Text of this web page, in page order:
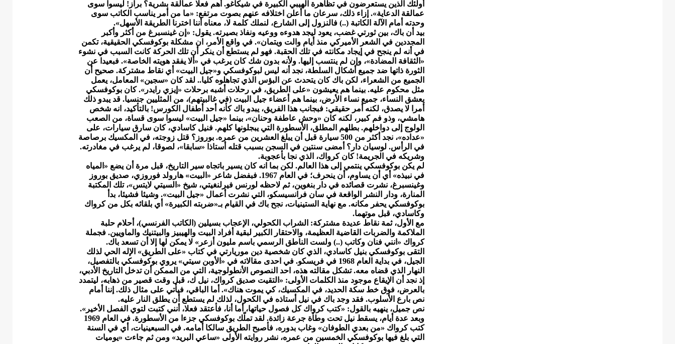
أولئك الذين يستعرضون في تظاهرة الهيبي الكبيرة في شيكاغو. أهم فعلا عمالقة بشرية؟ براز! ليسوا سوى
عمالقة الدعاية». إزاء ذلك، سرعان ما أعلن اختلافه عنهم بصوت مرتفع: «ما من أمر يناسب الكاتب سوى
وحدته أمام الآلة الكاتبة (..) فالنزول إلى الشارع، لنملك كلمة لا، معناه أننا اخترنا الطريقة الأسهل».
بيد أن باك، بين ثورتي غضب، يعود ليجد هدوءه ووعيه ونفاذ بصيرته. يقول: «إن غينسبرغ من أكثر وأكبر
المجددين في الشعر الأميركي منذ أيام والت ويتمان». في واقع الأمر، ان مشكلة بوكوفسكي الحقيقية، تكمن
في أنه لم ينجح في إيجاد مكانته في تلك الحقبة. فهو لم يستطع أن ينكر أن تلك الحركة كانت السبب في نشوء
«الثقافة المضادة»، وإن لم ينتسب إليها. ولأنه بدون شك كان يرغب في «ألا يفقد هويته الخاصة». فبعيدا عن
الثورة ذاتها ضد جميع أشكال السلطة، نجد أنه ليس لبوكوفسكي و«جيل البيت» أي نقاط مشتركة. صحيح أن
الجميع من الشعراء، لكن باك كان يتحدث عن البؤس الذي تجاهلوه كليا.. لقد كان «سجين» المعامل، يعمل
مثل محكوم عليه. بينما هم يعيشون «على الطريق، في رحلات أشبه برحلات «إيزي رايدر». كان بوكوفسكي
يعشق النساء، جميع نساء الأرض، بينما هم أعضاء جيل البيت (في غالبيتهم)، من المثليين جنسيا. قد يبدو ذلك
أمرا لا يصدق، لكنه أمر حقيقي: فبجانب هذا الفريق، يبدو باك كأنه أحد أطفال الكورس! بالتأكيد، انه شخص
هامشي، وذو فم كبير، لكنه كان «وحش عاطفة وحنان»، بينما «جيل البيت» ليسوا سوى قساة، من الصعب
الولوج إلى دواخلهم. بطلهم المطلق، الأسطورة التي يبجلونها كلهم. فنيل كاسادي، كان سارق سيارات، على
«عداده»، نجد أكثر من 500 سيارة قبل أن يبلغ العشرين من عمره. بوروز؟ قتل زوجته، في المكسيك برصاصة
في الرأس. لوسيان دار؟ أمضى سنتين في السجن بسبب قتله أستاذا «سابقا»، لصوقا، لم يرغب في مغادرته.
وشريكه في الجريمة! كان كرواك، الذي نجا بأعجوبة.
لم يكن بوكوفسكي ينتمي إلى هذا العالم. لكن بما انه كان يسير باتجاه سير التاريخ، قبل مرة أن يضع «المياه
في نبيذه» أي أن يساوم، أن ينحرف؛ في العام 1967. فبفضل شاعر «البيت» هارولد فوروزي، صديق بوروز
وغينسبرغ، نشرت قصائده في دار بنغوين، ثم لاحظه لورنس فيرلنغيتي، شيخ «السيتي لايتس»، تلك المكتبة
المنارة، ودار النشر الواقعة في سان فرانسيسكو، التي نشرت أعمال «جيل البيت». وشيئا فشيئا، بدأ
بوكوفسكي يحفر مكانه. مع نهاية الستينيات، نجح باك في القيام بـ«ضربته الكبيرة» أي بلقائه بكل من كرواك
وكاسادي، قبل موتهما.
مع الأول، ثمة نقاط عديدة مشتركة: الشراب الكحولي، الإعجاب بسيلين (الكاتب الفرنسي)، أحلام حلبة
الملاكمة والضربات القاضية العظيمة، والاحتقار الكبير لبقية أفراد البيت والهيبيز والبيتنيك والماويين. فجملة
كرواك «انني فنان وكاتب (..) ولست الناطق الرسمي باسم مليون أزعر» لا يمكن لها إلا أن تسعد باك.
التقى بوكوفسكي بنيل كاسادي، الذي كان شخصية دين موريارتي في كتاب «على الطريق» الإله الحي لذلك
الجيل، في بداية العام 1968 في فريسكو. في احدى مقالاته في «الأوبن سيتي» يروي بوكوفسكي بالتفصيل،
النهار الذي قضاه معه. تشكل مقالته هذه، احد النصوص الأنطولوجية، التي من الممكن أن تدخل التاريخ الأدبي،
إذ نجد أن الإيقاع موجود منذ الكلمات الأولى: «التقيت صديق كرواك، نيل ك، قبل وقت قصير من ذهابه، ليتمدد
بالعرض، فوق خط سكة الحديد، في المكسيك، كي يموت هناك». أما الباقي، فيأتي على مثال ذلك. إننا أمام
نص بارع الأسلوب. فقد وجد باك في نيل أستاذه في الكحول، لذلك لم يستطع أن يطلق النار عليه.
نص جميل، ينهيه بالقول: «كتب كرواك كل فصول حياتها، أما أنا، فأعتقد فعلا، أنني كتبت لتوي الفصل الأخير».
وبعد عدة أيام، يسقط نيل تحت وطأة جرعة زائدة. لقد تملّك بوكوفسكي جزءا من الأسطورة. في العام 1969
كتب كرواك «من بعدي الطوفان» وغاب بدوره، فأصبح الطريق سالكا أمامه. في السبعينيات، أي في السنة
التي بلغ فيها بوكوفسكي الخمسين من عمره، نشر روايته الأولى «ساعي البريد» ومن ثم جاءت «يوميات